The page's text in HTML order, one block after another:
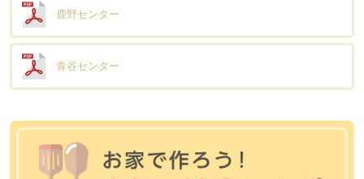
鹿野センター
青谷センター